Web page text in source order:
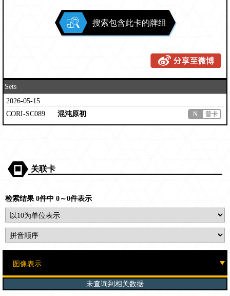
搜索包含此卡的牌组
Sets
2026-05-15
CORI-SC089
混沌原初 N 普卡
关联卡
检索结果 0件中 0～0件表示
未查询到相关数据